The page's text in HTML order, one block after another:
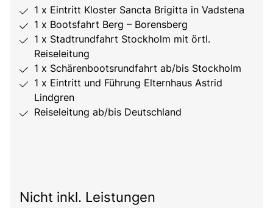
1 x Eintritt Kloster Sancta Brigitta in Vadstena
1 x Bootsfahrt Berg – Borensberg
1 x Stadtrundfahrt Stockholm mit örtl.
Reiseleitung
1 x Schärenbootsrundfahrt ab/bis Stockholm
1 x Eintritt und Führung Elternhaus Astrid
Lindgren
Reiseleitung ab/bis Deutschland
Nicht inkl. Leistungen